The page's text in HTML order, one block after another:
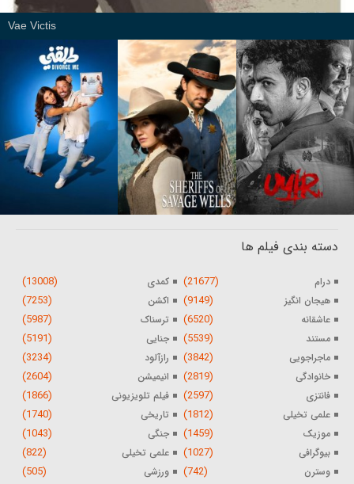
Vae Victis
دسته بندی فیلم ها
درام (21677) کمدی (13008)
هیجان انگیز (9149) اکشن (7253)
عاشقانه (6520) ترسناک (5987)
مستند (5539) جنایی (5191)
ماجراجویی (3842) رازآلود (3234)
خانوادگی (2819) انیمیشن (2604)
فانتزی (2597) فیلم تلویزیونی (1866)
علمی تخیلی (1812) تاریخی (1740)
موزیک (1459) جنگی (1043)
بیوگرافی (1027) علمی تخیلی (822)
وسترن (742) ورزشی (505)